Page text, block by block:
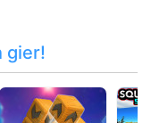
gier!